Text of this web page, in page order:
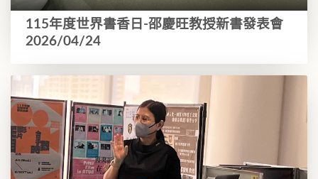
115年度世界書香日-邵慶旺教授新書發表會
2026/04/24